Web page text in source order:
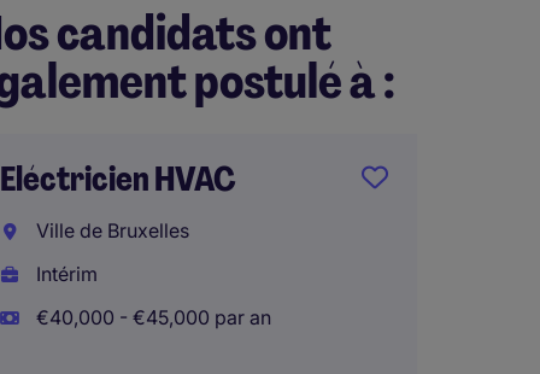
candidats ont
postulé à :
Eléctricien HVAC
Ville de Bruxelles
Intérim
€40,000 - €45,000 par an